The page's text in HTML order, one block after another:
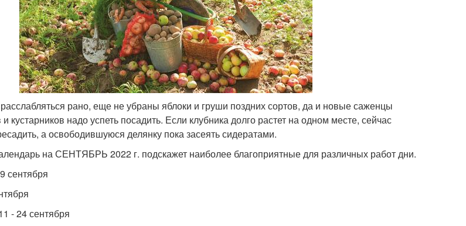
рано, еще не убраны яблоки и груши поздних сортов, да и новые саженцы
кустарников надо успеть посадить. Если клубника долго растет на одном месте, сейчас
а освободившуюся делянку пока засеять сидератами.
на СЕНТЯБРЬ 2022 г. подскажет наиболее благоприятные для различных работ дни.
сентября
- 24 сентября